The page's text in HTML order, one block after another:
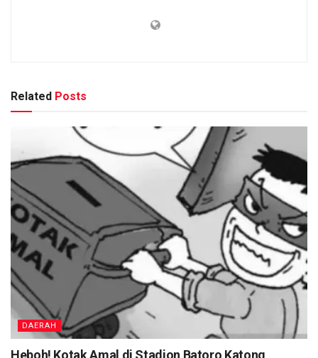
Related Posts
DAERAH
Heboh! Kotak Amal di Stadion Batoro Katong